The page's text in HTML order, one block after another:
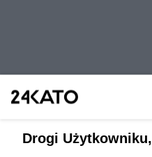
Drogi Użytkowniku,